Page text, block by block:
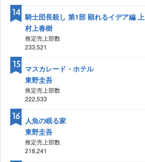
騎士団長殺し 第1部 顕れるイデア編 上
村上春樹
推定売上部数
233,521
14
マスカレード・ホテル
東野圭吾
推定売上部数
222,533
15
人魚の眠る家
東野圭吾
推定売上部数
218,241
16